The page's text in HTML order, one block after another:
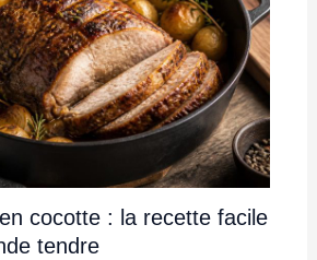
cocotte : la recette facile
tendre